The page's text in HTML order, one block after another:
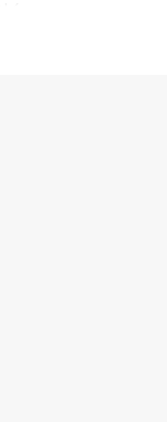
производства
сведениях от
за собой